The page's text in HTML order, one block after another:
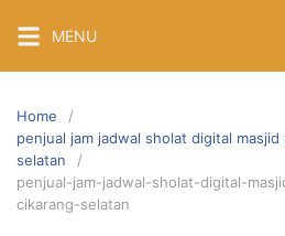
content
MENU
Home
penjual jam jadwal sholat digital
selatan
penjual-jam-jadwal-sholat-digital-
cikarang-selatan